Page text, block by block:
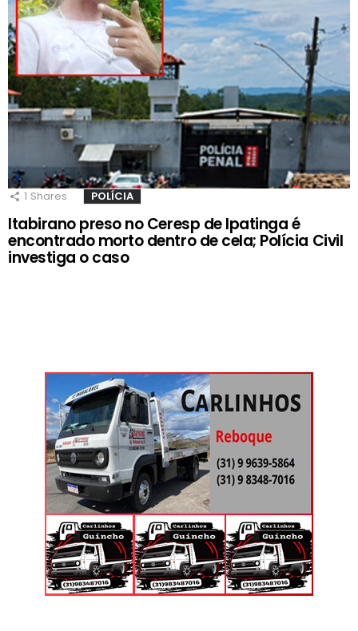
1 Shares POLÍCIA
Itabirano preso no Ceresp de Ipatinga é
encontrado morto dentro de cela; Polícia Civil
investiga o caso